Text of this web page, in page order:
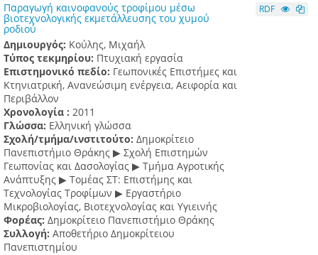
Παραγωγή καινοφανούς τροφίμου μέσω
βιοτεχνολογικής εκμετάλλευσης του χυμού
ροδιού
Δημιουργός: Κούλης, Μιχαήλ
Τύπος τεκμηρίου: Πτυχιακή εργασία
Επιστημονικό πεδίο: Γεωπονικές Επιστήμες και
Κτηνιατρική, Ανανεώσιμη ενέργεια, Αειφορία και
Περιβάλλον
Χρονολογία : 2011
Γλώσσα: Ελληνική γλώσσα
Σχολή/τμήμα/ινστιτούτο: Δημοκρίτειο
Πανεπιστήμιο Θράκης ▶ Σχολή Επιστημών
Γεωπονίας και Δασολογίας ▶ Τμήμα Αγροτικής
Ανάπτυξης ▶ Τομέας ΣΤ: Επιστήμης και
Τεχνολογίας Τροφίμων ▶ Εργαστήριο
Μικροβιολογίας, Βιοτεχνολογίας και Υγιεινής
Φορέας: Δημοκρίτειο Πανεπιστήμιο Θράκης
Συλλογή: Αποθετήριο Δημοκρίτειου
Πανεπιστημίου
RDF